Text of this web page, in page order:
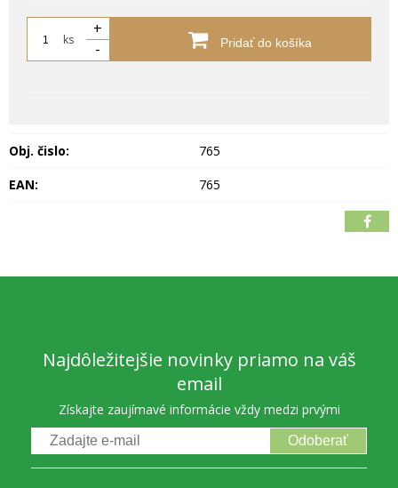
ks
+
-
Pridať do košíka
Obj. čislo:
765
EAN:
765
Najdôležitejšie novinky priamo na váš
email
Získajte zaujímavé informácie vždy medzi prvými
Odoberať